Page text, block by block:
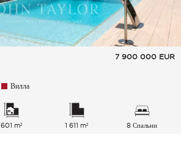
7 900 000 EUR
Вилла
601 m² 1 611 m² 8 Спальни